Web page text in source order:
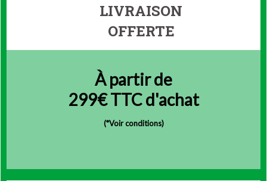
LIVRAISON
OFFERTE
À partir de
299€ TTC d'achat
(*Voir conditions)